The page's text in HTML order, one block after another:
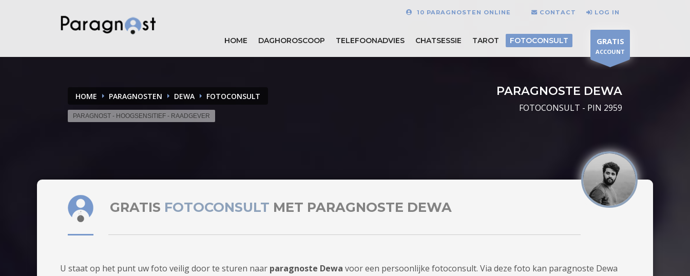
10 PARAGNOSTEN ONLINE CONTACT LOG IN
HOME DAGHOROSCOOP TELEFOONADVIES CHATSESSIE TAROT FOTOCONSULT GRATIS
ACCOUNT
HOME PARAGNOSTEN DEWA FOTOCONSULT
PARAGNOST - HOOGSENSITIEF - RAADGEVER
PARAGNOSTE DEWA
FOTOCONSULT - PIN 2959
GRATIS FOTOCONSULT MET PARAGNOSTE DEWA
U staat op het punt uw foto veilig door te sturen naar paragnoste Dewa voor een persoonlijke fotoconsult. Via deze foto kan paragnoste Dewa